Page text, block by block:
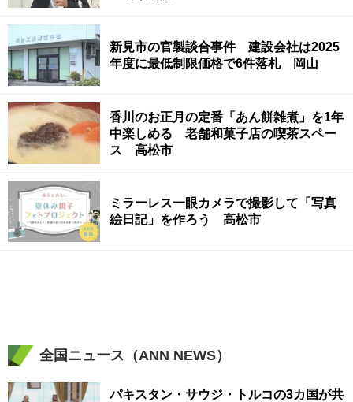
新見市の官製談合事件 建設会社は2025
年度に最低制限価格で6件落札 岡山
香川のお正月の定番「あん餅雑煮」を1年
中楽しめる 老舗和菓子店の喫茶スペー
ス 高松市
ミラーレス一眼カメラで撮影して「写真
絵日記」を作ろう 高松市
全国ニュース（ANN NEWS）
パキスタン・サウジ・トルコの3カ国が共